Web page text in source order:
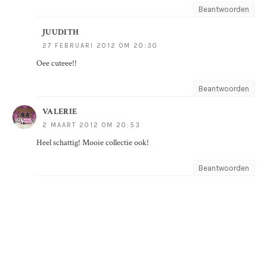
Beantwoorden
JUUDITH
27 FEBRUARI 2012 OM 20:30
Oee cuteee!!
Beantwoorden
VALERIE
2 MAART 2012 OM 20:53
Heel schattig! Mooie collectie ook!
Beantwoorden